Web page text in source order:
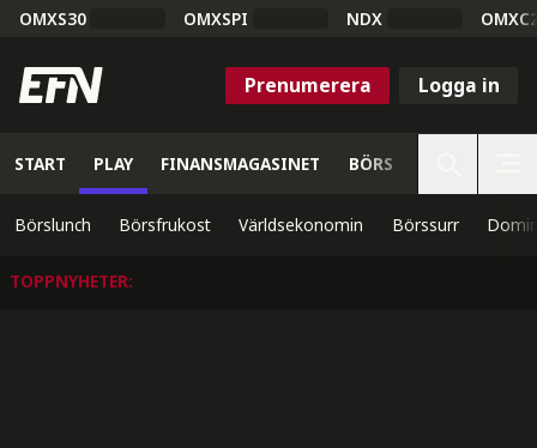
OMXS30 OMXSPI NDX
Prenumerera Logga in
START PLAY FINANSMAGASINET BÖRS
Börslunch Börsfrukost Världsekonomin Börssurr
TOPPNYHETER: